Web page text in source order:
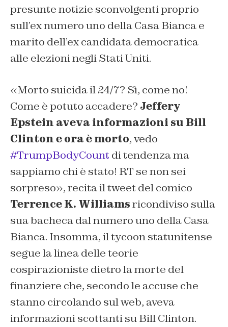
presunte notizie sconvolgenti proprio
sull’ex numero uno della Casa Bianca e
marito dell’ex candidata democratica
alle elezioni negli Stati Uniti.
«Morto suicida il 24/7? Sì, come no!
Come è potuto accadere? Jeffery
Epstein aveva informazioni su Bill
Clinton e ora è morto, vedo
#TrumpBodyCount di tendenza ma
sappiamo chi è stato! RT se non sei
sorpreso», recita il tweet del comico
Terrence K. Williamsricondiviso sulla
sua bacheca dal numero uno della Casa
Bianca. Insomma, il tycoon statunitense
segue la linea delle teorie
cospirazioniste dietro la morte del
finanziere che, secondo le accuse che
stanno circolando sul web, aveva
informazioni scottanti su Bill Clinton.